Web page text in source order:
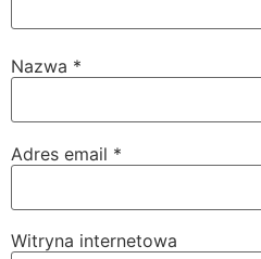
Nazwa *
Adres email *
Witryna internetowa